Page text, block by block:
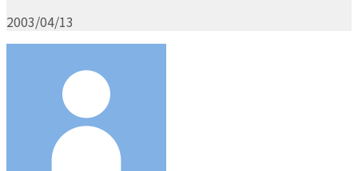
2003/04/13